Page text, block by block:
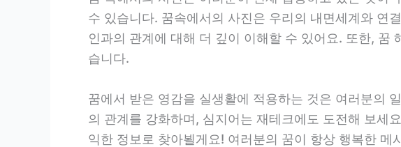
수 있습니다. 꿈속에서의 사진은 우리의 내면세계와 연
인과의 관계에 대해 더 깊이 이해할 수 있어요. 또한, 꿈
습니다.
꿈에서 받은 영감을 실생활에 적용하는 것은 여러분의
의 관계를 강화하며, 심지어는 재테크에도 도전해 보세
익한 정보로 찾아뵐게요! 여러분의 꿈이 항상 행복한 메